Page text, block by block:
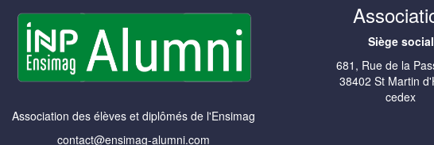
Association des élèves et diplômés de l'Ensimag
contact@ensimag-alumni.com
Siège social
681, Rue de la
38402 St Martin
cedex